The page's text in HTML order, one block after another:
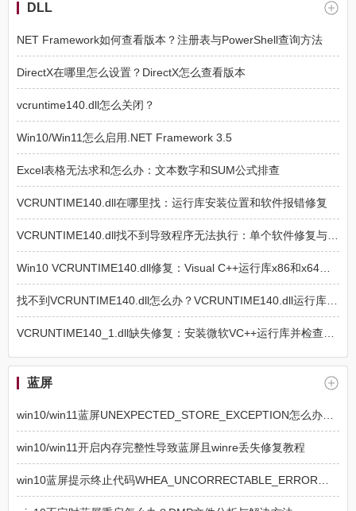
DLL
NET Framework如何查看版本？注册表与PowerShell查询方法
DirectX在哪里怎么设置？DirectX怎么查看版本
vcruntime140.dll怎么关闭？
Win10/Win11怎么启用.NET Framework 3.5
Excel表格无法求和怎么办：文本数字和SUM公式排查
VCRUNTIME140.dll在哪里找：运行库安装位置和软件报错修复
蓝屏
win10/win11开启内存完整性导致蓝屏且winre丢失修复教程